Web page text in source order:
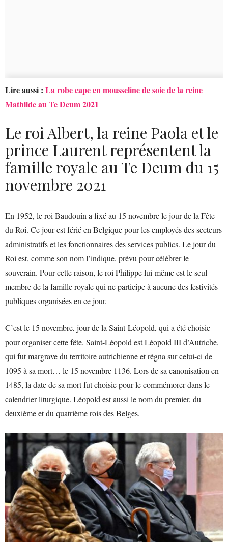
Lire aussi : La robe cape en mousseline de soie de la reine
Mathilde au Te Deum 2021
Le roi Albert, la reine Paola et le
prince Laurent représentent la
famille royale au Te Deum du 15
novembre 2021
En 1952, le roi Baudouin a fixé au 15 novembre le jour de la Fête
du Roi. Ce jour est férié en Belgique pour les employés des secteurs
administratifs et les fonctionnaires des services publics. Le jour du
Roi est, comme son nom l’indique, prévu pour célébrer le
souverain. Pour cette raison, le roi Philippe lui-même est le seul
membre de la famille royale qui ne participe à aucune des festivités
publiques organisées en ce jour.
C’est le 15 novembre, jour de la Saint-Léopold, qui a été choisie
pour organiser cette fête. Saint-Léopold est Léopold III d’Autriche,
qui fut margrave du territoire autrichienne et régna sur celui-ci de
1095 à sa mort… le 15 novembre 1136. Lors de sa canonisation en
1485, la date de sa mort fut choisie pour le commémorer dans le
calendrier liturgique. Léopold est aussi le nom du premier, du
deuxième et du quatrième rois des Belges.